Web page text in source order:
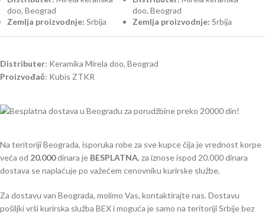
doo, Beograd
Zemlja proizvodnje: Srbija
doo, Beograd
Zemlja proizvodnje: Srbija
Distributer: Keramika Mirela doo, Beograd
Proizvođač: Kubis ZTKR
Na teritoriji Beograda, isporuka robe za sve kupce čija je vrednost korpe
veća od 20.000dinara je BESPLATNA, za iznose ispod 20.000 dinara
dostava se naplaćuje po važećem cenovniku kurirske službe.
Za dostavu van Beograda, molimo Vas, kontaktirajte nas. Dostavu
pošiljki vrši kurirska služba BEX i moguća je samo na teritoriji Srbije bez